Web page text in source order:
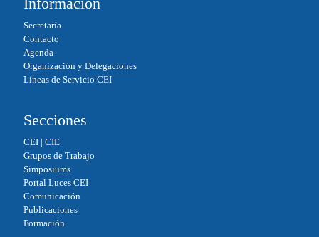
Información
Secretaría
Contacto
Agenda
Organización y Delegaciones
Líneas de Servicio CEI
Secciones
CEI| CIE
Grupos de Trabajo
Simposiums
Portal Luces CEI
Comunicación
Publicaciones
Formación